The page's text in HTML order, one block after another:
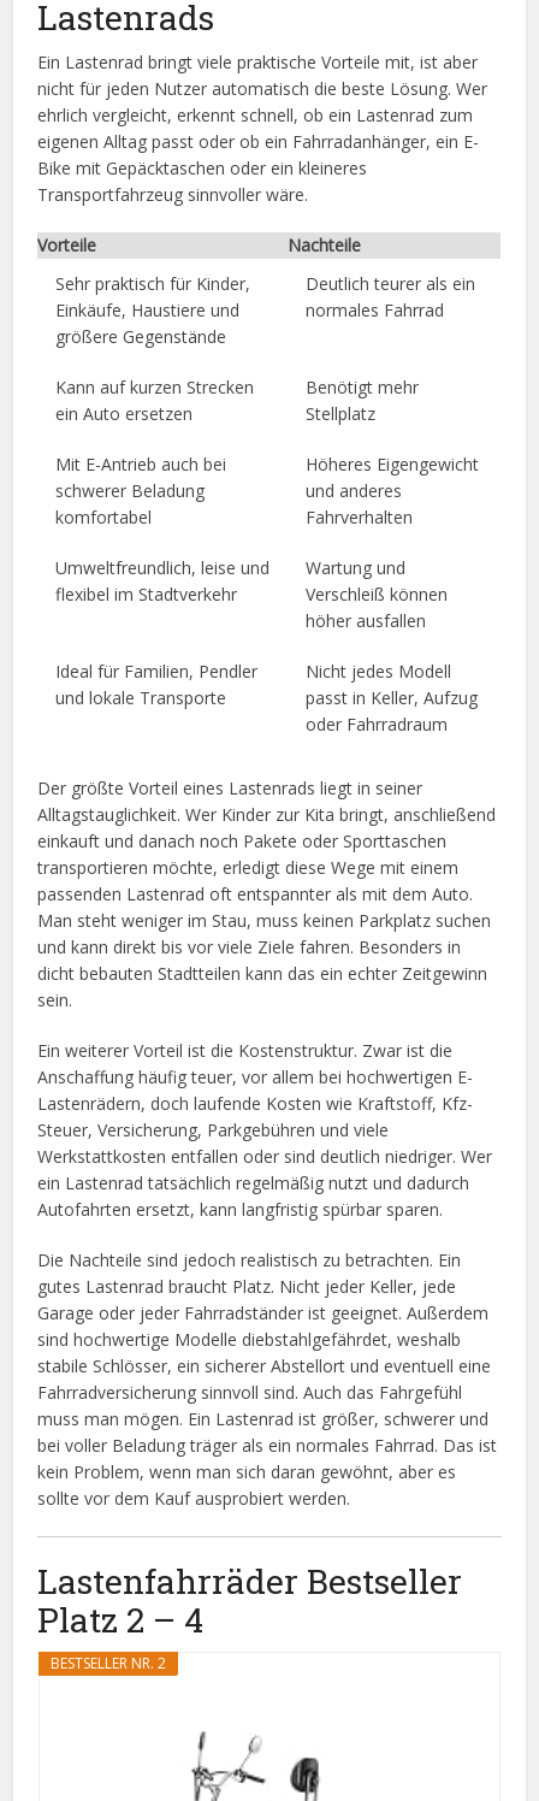
Lastenrads
Ein Lastenrad bringt viele praktische Vorteile mit, ist aber
nicht für jeden Nutzer automatisch die beste Lösung. Wer
ehrlich vergleicht, erkennt schnell, ob ein Lastenrad zum
eigenen Alltag passt oder ob ein Fahrradanhänger, ein E-
Bike mit Gepäcktaschen oder ein kleineres
Transportfahrzeug sinnvoller wäre.
Vorteile
Nachteile
Sehr praktisch für Kinder,
Einkäufe, Haustiere und
größere Gegenstände
Deutlich teurer als ein
normales Fahrrad
Kann auf kurzen Strecken
ein Auto ersetzen
Benötigt mehr
Stellplatz
Mit E-Antrieb auch bei
schwerer Beladung
komfortabel
Höheres Eigengewicht
und anderes
Fahrverhalten
Umweltfreundlich, leise und
flexibel im Stadtverkehr
Wartung und
Verschleiß können
höher ausfallen
Ideal für Familien, Pendler
und lokale Transporte
Nicht jedes Modell
passt in Keller, Aufzug
oder Fahrradraum
Der größte Vorteil eines Lastenrads liegt in seiner
Alltagstauglichkeit. Wer Kinder zur Kita bringt, anschließend
einkauft und danach noch Pakete oder Sporttaschen
transportieren möchte, erledigt diese Wege mit einem
passenden Lastenrad oft entspannter als mit dem Auto.
Man steht weniger im Stau, muss keinen Parkplatz suchen
und kann direkt bis vor viele Ziele fahren. Besonders in
dicht bebauten Stadtteilen kann das ein echter Zeitgewinn
sein.
Ein weiterer Vorteil ist die Kostenstruktur. Zwar ist die
Anschaffung häufig teuer, vor allem bei hochwertigen E-
Lastenrädern, doch laufende Kosten wie Kraftstoff, Kfz-
Steuer, Versicherung, Parkgebühren und viele
Werkstattkosten entfallen oder sind deutlich niedriger. Wer
ein Lastenrad tatsächlich regelmäßig nutzt und dadurch
Autofahrten ersetzt, kann langfristig spürbar sparen.
Die Nachteile sind jedoch realistisch zu betrachten. Ein
gutes Lastenrad braucht Platz. Nicht jeder Keller, jede
Garage oder jeder Fahrradständer ist geeignet. Außerdem
sind hochwertige Modelle diebstahlgefährdet, weshalb
stabile Schlösser, ein sicherer Abstellort und eventuell eine
Fahrradversicherung sinnvoll sind. Auch das Fahrgefühl
muss man mögen. Ein Lastenrad ist größer, schwerer und
bei voller Beladung träger als ein normales Fahrrad. Das ist
kein Problem, wenn man sich daran gewöhnt, aber es
sollte vor dem Kauf ausprobiert werden.
Lastenfahrräder Bestseller
Platz 2 – 4
BESTSELLER NR. 2